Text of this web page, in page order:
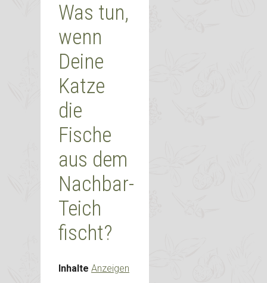
Was tun,
wenn
Deine
Katze
die
Fische
aus dem
Nachbar-
Teich
fischt?
Inhalte Anzeigen